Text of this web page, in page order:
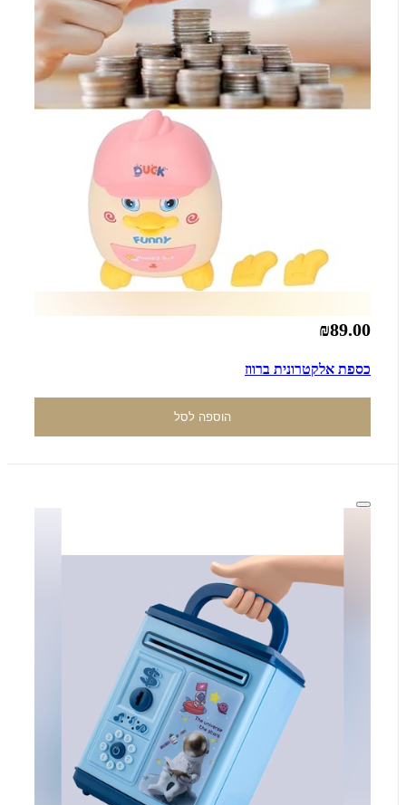
₪89.00
כספת אלקטרונית ברווז
הוספה לסל